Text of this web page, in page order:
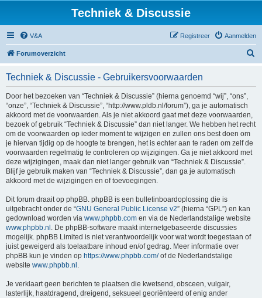
Techniek & Discussie
V&A Aanmelden
Registreer
Forumoverzicht
Techniek & Discussie - Gebruikersvoorwaarden
Door het bezoeken van “Techniek & Discussie” (hierna genoemd “wij”, “ons”,
“onze”, “Techniek & Discussie”, “http://www.pldb.nl/forum”), ga je automatisch
akkoord met de voorwaarden. Als je niet akkoord gaat met deze voorwaarden,
bezoek of gebruik “Techniek & Discussie” dan niet langer. We hebben het recht
om de voorwaarden op ieder moment te wijzigen en zullen ons best doen om
je hiervan tijdig op de hoogte te brengen, het is echter aan te raden om zelf de
voorwaarden regelmatig te controleren op wijzigingen. Ga je niet akkoord met
deze wijzigingen, maak dan niet langer gebruik van “Techniek & Discussie”.
Blijf je gebruik maken van “Techniek & Discussie”, dan ga je automatisch
akkoord met de wijzigingen en of toevoegingen.
Dit forum draait op phpBB. phpBB is een bulletinboardoplossing die is
uitgebracht onder de “GNU General Public License v2” (hierna “GPL”) en kan
gedownload worden via www.phpbb.com en via de Nederlandstalige website
www.phpbb.nl . De phpBB-software maakt internetgebaseerde discussies
mogelijk. phpBB Limited is niet verantwoordelijk voor wat wordt toegestaan of
juist geweigerd als toelaatbare inhoud en/of gedrag. Meer informatie over
phpBB kun je vinden op https://www.phpbb.com/of de Nederlandstalige
website www.phpbb.nl .
Je verklaart geen berichten te plaatsen die kwetsend, obsceen, vulgair,
lasterlijk, haatdragend, dreigend, seksueel georiënteerd of enig ander